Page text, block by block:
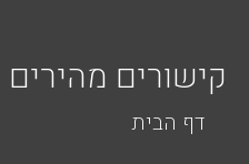
קישורים מהירים
דף הבית